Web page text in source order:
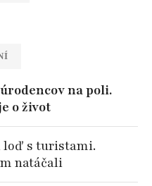
na poli.
o život
loď s turistami.
natáčali